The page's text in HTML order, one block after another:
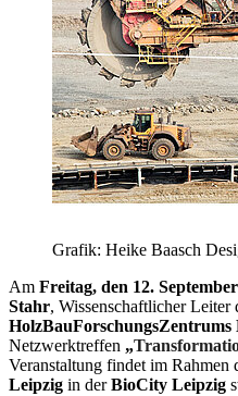
Grafik: Heike Baasch
Am Freitag, den 12.
Stahr, Wissenschaftlicher Leiter
HolzBauForschungsZentrums
Netzwerktreffen „
Veranstaltung findet im Rahmen
Leipzig in derBioCity Leipzig